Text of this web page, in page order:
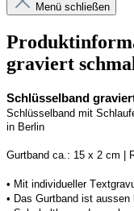
Menü schließen
graviert
Schlüsselband
Schlüsselband mit
in Berlin
Gurtband ca.: 15 x 2 cm |
• Mit individueller
• Das Gurtband ist aussen